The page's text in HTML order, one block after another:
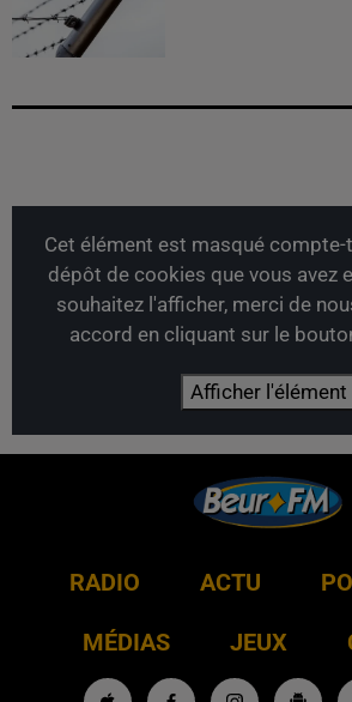
Cet élément est masqué compte-
dépôt de cookies que vous avez
souhaitez l'afficher, merci de
accord en cliquant sur le
Afficher l'élément
RADIO ACTU
MÉDIAS JEUX